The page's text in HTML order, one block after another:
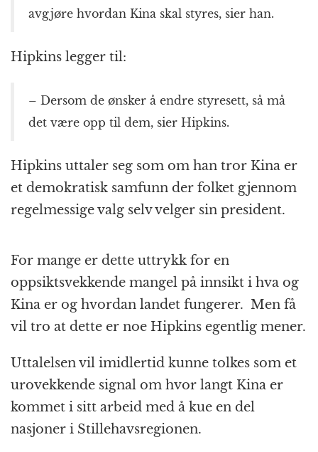
avgjøre hvordan Kina skal styres, sier han.
Hipkins legger til:
– Dersom de ønsker å endre styresett, så må
det være opp til dem, sier Hipkins.
Hipkins uttaler seg som om han tror Kina er
et demokratisk samfunn der folket gjennom
regelmessige valg selv velger sin president.
For mange er dette uttrykk for en
oppsiktsvekkende mangel på innsikt i hva og
Kina er og hvordan landet fungerer. Men få
vil tro at dette er noe Hipkins egentlig mener.
Uttalelsen vil imidlertid kunne tolkes som et
urovekkende signal om hvor langt Kina er
kommet i sitt arbeid med å kue en del
nasjoner i Stillehavsregionen.